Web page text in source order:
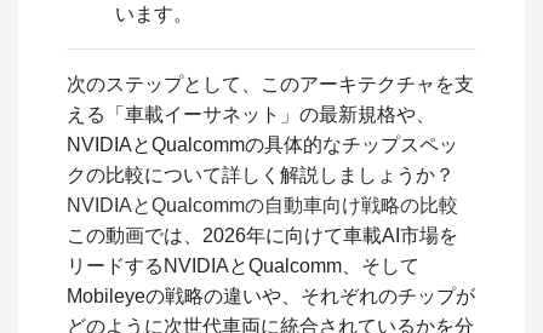
います。
次のステップとして、このアーキテクチャを支
える「車載イーサネット」の最新規格や、
NVIDIAとQualcommの具体的なチップスペッ
クの比較について詳しく解説しましょうか？
NVIDIAとQualcommの自動車向け戦略の比較
この動画では、2026年に向けて車載AI市場を
リードするNVIDIAとQualcomm、そして
Mobileyeの戦略の違いや、それぞれのチップが
どのように次世代車両に統合されているかを分